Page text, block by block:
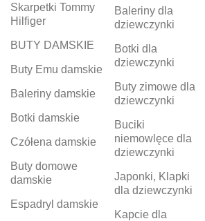
Skarpetki Tommy
Hilfiger
BUTY DAMSKIE
Buty Emu damskie
Baleriny damskie
Botki damskie
Czółena damskie
Buty domowe
damskie
Espadryl damskie
Baleriny dla
dziewczynki
Botki dla
dziewczynki
Buty zimowe dla
dziewczynki
Buciki
niemowlęce dla
dziewczynki
Japonki, Klapki
dla dziewczynki
Kapcie dla